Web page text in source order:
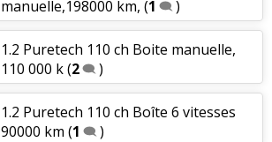
manuelle,198000 km, (1 )
1.2 Puretech 110 ch Boite manuelle,
110 000 k(2 )
1.2 Puretech 110 ch Boîte 6 vitesses
90000 km (1 )